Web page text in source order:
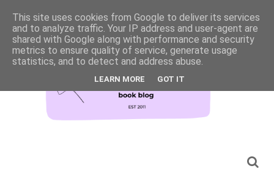
This site uses cookies from Google to deliver its services
and to analyze traffic. Your IP address and user-agent are
shared with Google along with performance and security
metrics to ensure quality of service, generate usage
statistics, and to detect and address abuse.
LEARN MORE GOT IT